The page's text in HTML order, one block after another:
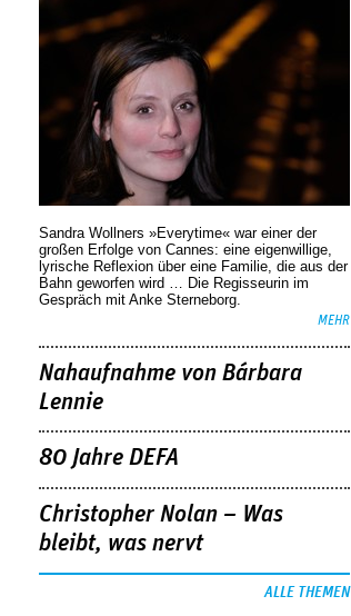
Sandra Wollners »Everytime« war einer der
großen Erfolge von Cannes: eine eigenwillige,
lyrische Reflexion über eine ­Familie, die aus der
Bahn geworfen wird … Die Regisseurin im
Gespräch mit Anke Sterneborg.
MEHR
Nahaufnahme von Bárbara
Lennie
80 Jahre DEFA
Christopher Nolan – Was
bleibt, was nervt
ALLE THEMEN